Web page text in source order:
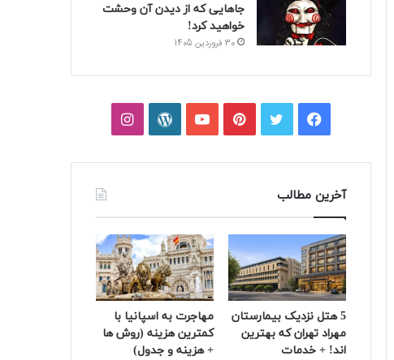
جاهایی که از دیدن آن وحشت
خواهید کرد!
30 فروردین 1405
فیسبوکتوییترپینتریستیوتیوبوردپرساینستاگرام
آخرین مطالب
5 هتل نزدیک بیمارستان
مهراد تهران که بهترین‌
اند! + خدمات
مهاجرت به اسپانیا با
کمترین هزینه (روش ها
+ هزینه و جدول)